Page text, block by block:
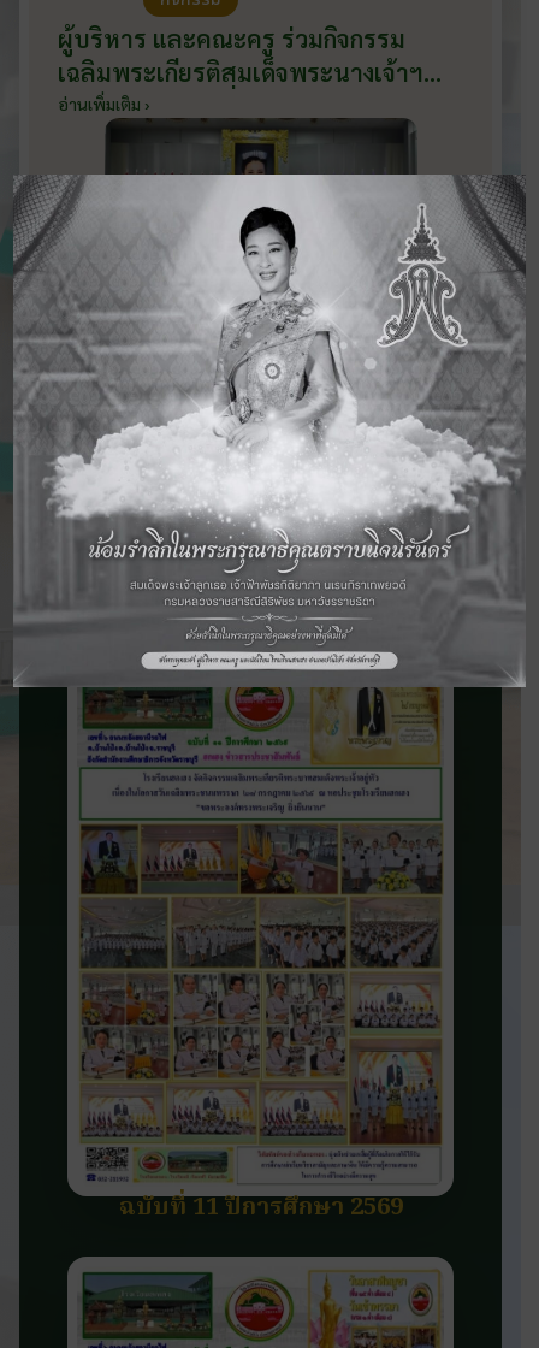
ผู้บริหาร และคณะครู ร่วมกิจกรรม
เฉลิมพระเกียรติสมเด็จพระนางเจ้าฯ
พระบรมราชินี เนื่องในโอกาสวันเฉลิม
พระชนมพรรษา กับหน่วยงานอำเภอ
เมืองบ้านโป่ง ณ ศาลาประชาคมริมน้ำ
วันที่ 3 มิถุนายน 2569
อ่านเพิ่มเติม ›
ดูข่าวสารทั้งหมด
จดหมายข่าว
ประชาสัมพันธ์
ติดตามข่าวสารและความเคลื่อนไหวของ
โรงเรียน
ฉบับที่ 11 ปีการศึกษา 2569